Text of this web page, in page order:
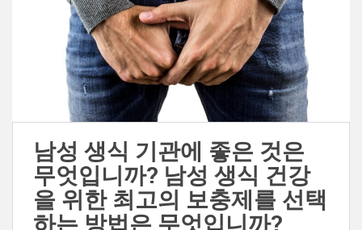
남성 생식 기관에 좋은 것은
무엇입니까? 남성 생식 건강
을 위한 최고의 보충제를 선택
하는 방법은 무엇입니까?